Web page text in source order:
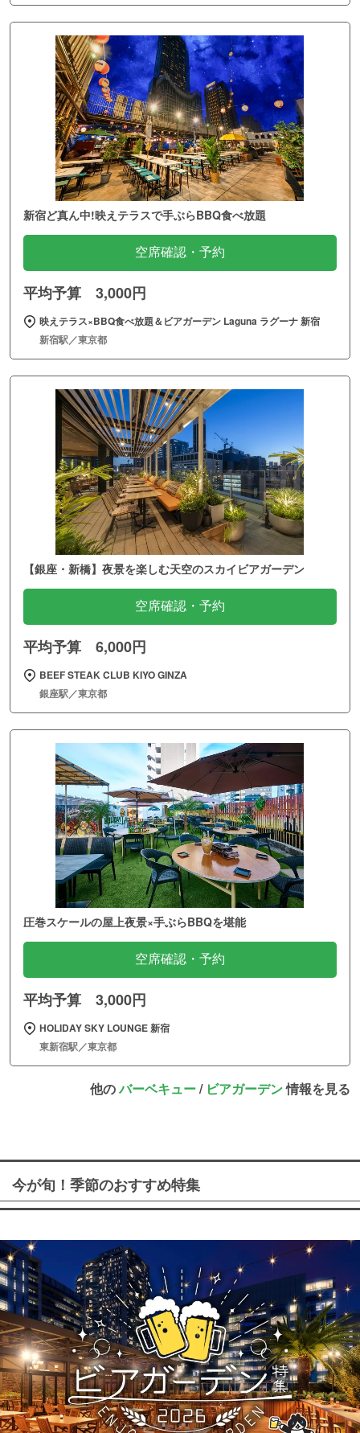
新宿ど真ん中!映えテラスで手ぶらBBQ食べ放題
空席確認・予約
平均予算 3,000円
映えテラス×BBQ食べ放題＆ビアガーデン Laguna ラグーナ 新宿
新宿駅／東京都
【銀座・新橋】夜景を楽しむ天空のスカイビアガーデン
空席確認・予約
平均予算 6,000円
BEEF STEAK CLUB KIYO GINZA
銀座駅／東京都
圧巻スケールの屋上夜景×手ぶらBBQを堪能
空席確認・予約
平均予算 3,000円
HOLIDAY SKY LOUNGE 新宿
東新宿駅／東京都
他のバーベキュー/ ビアガーデン情報を見る
今が旬！季節のおすすめ特集